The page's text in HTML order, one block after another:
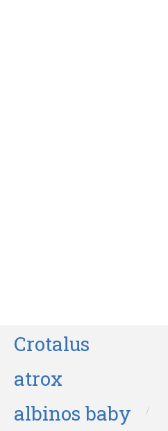
Crotalus
atrox
albinos baby